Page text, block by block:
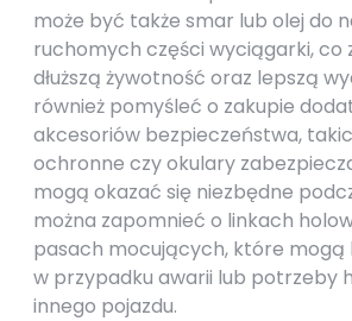
może być także smar lub olej do
ruchomych części wyciągarki, co
dłuższą żywotność oraz lepszą
również pomyśleć o zakupie
akcesoriów bezpieczeństwa,
ochronne czy okulary
mogą okazać się niezbędne
można zapomnieć o linkach
pasach mocujących, które mogą
w przypadku awarii lub potrzeby
innego pojazdu.